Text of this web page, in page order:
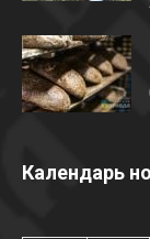
Календарь